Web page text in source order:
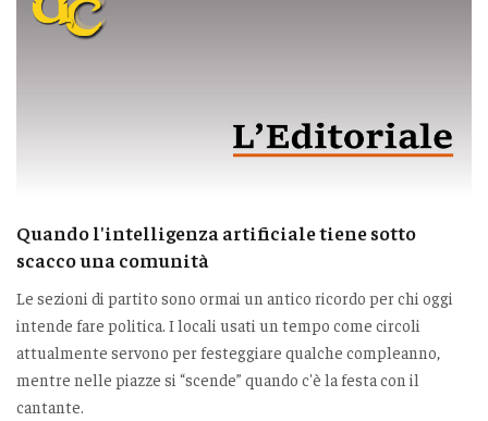
Quando l'intelligenza artificiale tiene sotto
scacco una comunità
Le sezioni di partito sono ormai un antico ricordo per chi oggi
intende fare politica. I locali usati un tempo come circoli
attualmente servono per festeggiare qualche compleanno,
mentre nelle piazze si “scende” quando c'è la festa con il
cantante.